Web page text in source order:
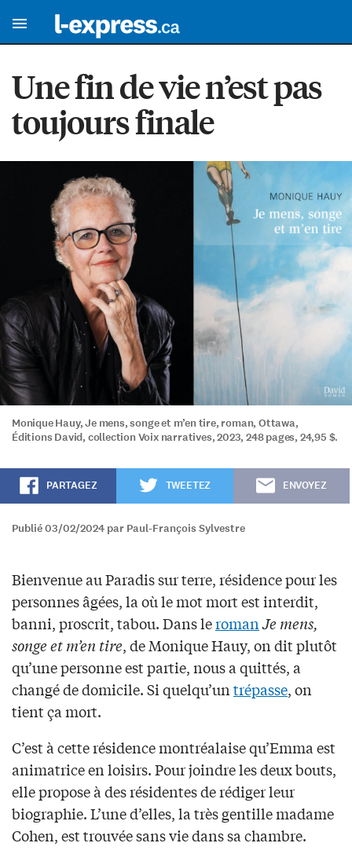
Une fin de vie n’est pas
toujours finale
Monique Hauy, Je mens, songe et m’en tire, roman, Ottawa,
Éditions David, collection Voix narratives, 2023, 248 pages, 24,95 $.
PARTAGEZ TWEETEZ ENVOYEZ
Publié 03/02/2024 par Paul-François Sylvestre
Bienvenue au Paradis sur terre, résidence pour les
personnes âgées, la où le mot mort est interdit,
banni, proscrit, tabou. Dans leromanJe mens,
songe et m’en tire, de Monique Hauy, on dit plutôt
qu’une personne est partie, nous a quittés, a
changé de domicile. Si quelqu’untrépasse, on
tient ça mort.
C’est à cette résidence montréalaise qu’Emma est
animatrice en loisirs. Pour joindre les deux bouts,
elle propose à des résidentes de rédiger leur
biographie. L’une d’elles, la très gentille madame
Cohen, est trouvée sans vie dans sa chambre.